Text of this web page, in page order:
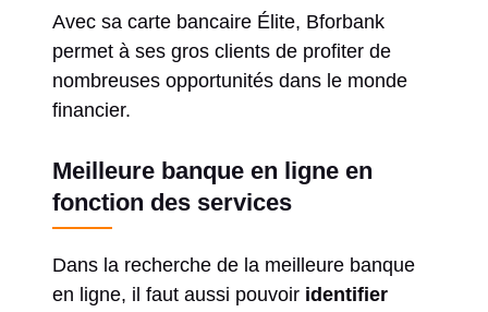
Avec sa carte bancaire Élite, Bforbank
permet à ses gros clients de profiter de
nombreuses opportunités dans le monde
financier.
Meilleure banque en ligne en
fonction des services
Dans la recherche de la meilleure banque
en ligne, il faut aussi pouvoir identifier